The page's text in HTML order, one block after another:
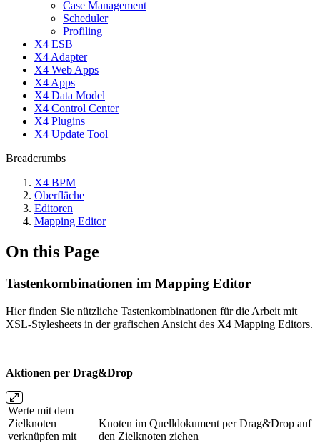
Case Management
Scheduler
Profiling
X4 ESB
X4 Adapter
X4 Web Apps
X4 Apps
X4 Data Model
X4 Control Center
X4 Plugins
X4 Update Tool
Breadcrumbs
X4 BPM
Oberfläche
Editoren
Mapping Editor
On this Page
Tastenkombinationen im Mapping Editor
Hier finden Sie nützliche Tastenkombinationen für die Arbeit mit
XSL-Stylesheets in der grafischen Ansicht des X4 Mapping Editors.
Aktionen per Drag&Drop
Werte mit dem
Zielknoten
verknüpfen mit
Knoten im Quelldokument per Drag&Drop auf
den Zielknoten ziehen